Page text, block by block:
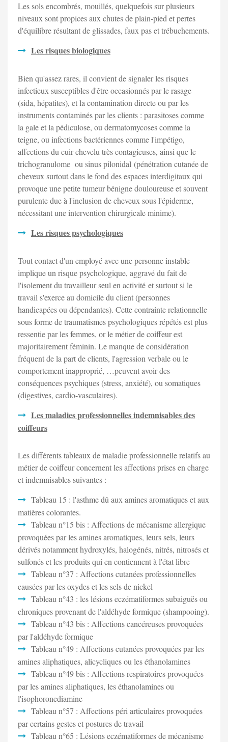
Les solsencombrés, mouillés, quelquefois sur plusieurs
niveaux sont propices aux chutes de plain-pied et pertes
d'équilibre résultant de glissades, faux pas et trébuchements.
Les risques biologiques
Bien qu'assez rares, il convient de signaler les risques
infectieux susceptibles d'être occasionnés par le rasage
(sida, hépatites), et la contamination directe ou par les
instruments contaminés par les clients : parasitoses comme
la gale et la pédiculose, ou dermatomycoses comme la
teigne, ou infections bactériennes comme l'impétigo,
affections du cuir chevelu très contagieuses, ainsi que le
trichogranulome ou sinus pilonidal (pénétration cutanée de
cheveux surtout dans le fond des espaces interdigitaux qui
provoque une petite tumeur bénigne douloureuse et souvent
purulente due à l'inclusion de cheveux sous l'épiderme,
nécessitant une intervention chirurgicale minime).
Les risques psychologiques
Tout contact d'un employé avec une personne instable
implique un risque psychologique, aggravé du fait de
l'isolement du travailleur seul en activité et surtout si le
travail s'exerce au domicile du client (personnes
handicapées ou dépendantes). Cette contrainte relationnelle
sous forme de traumatismes psychologiques répétés est plus
ressentie par les femmes, or le métier de coiffeur est
majoritairement féminin. Le manque de considération
fréquent de la part de clients, l'agression verbale ou le
comportement inapproprié, …peuvent avoir des
conséquences psychiques (stress, anxiété), ou somatiques
(digestives, cardio-vasculaires).
Les maladies professionnelles indemnisables des
coiffeurs
Les différents tableaux de maladie professionnelle relatifs au
métier de coiffeur concernent les affections prises en charge
et indemnisables suivantes :
Tableau 15 : l'asthme dû aux amines aromatiques et aux
matières colorantes.
Tableau n°15 bis : Affections de mécanisme allergique
provoquées par les amines aromatiques, leurs sels, leurs
dérivés notamment hydroxylés, halogénés, nitrés, nitrosés et
sulfonés et les produits qui en contiennent à l'état libre
Tableau n°37 : Affections cutanées professionnelles
causées par les oxydes et les sels de nickel
Tableau n°43 : les lésions eczématiformes subaiguës ou
chroniques provenant de l'aldéhyde formique (shampooing).
Tableau n°43 bis : Affections cancéreuses provoquées
par l'aldéhyde formique
Tableau n°49 : Affections cutanées provoquées par les
amines aliphatiques, alicycliques ou les éthanolamines
Tableau n°49 bis : Affections respiratoires provoquées
par les amines aliphatiques, les éthanolamines ou
l'isophoronediamine
Tableau n°57 : Affections péri articulaires provoquées
par certains gestes et postures de travail
Tableau n°65 : Lésions eczématiformes de mécanisme